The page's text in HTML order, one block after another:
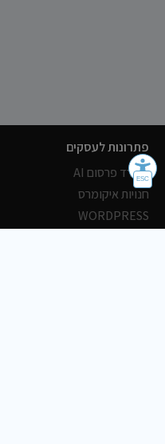
פתרונות לעסקים
משרד פרסום AI
חנויות איקומרס
WORDPRESS